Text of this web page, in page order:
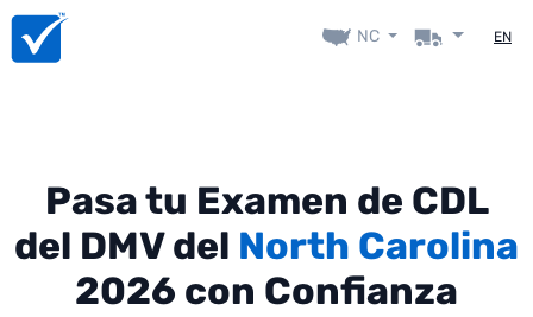
NC EN
Pasa tu Examen de CDL
del DMV del North Carolina
2026 con Confianza